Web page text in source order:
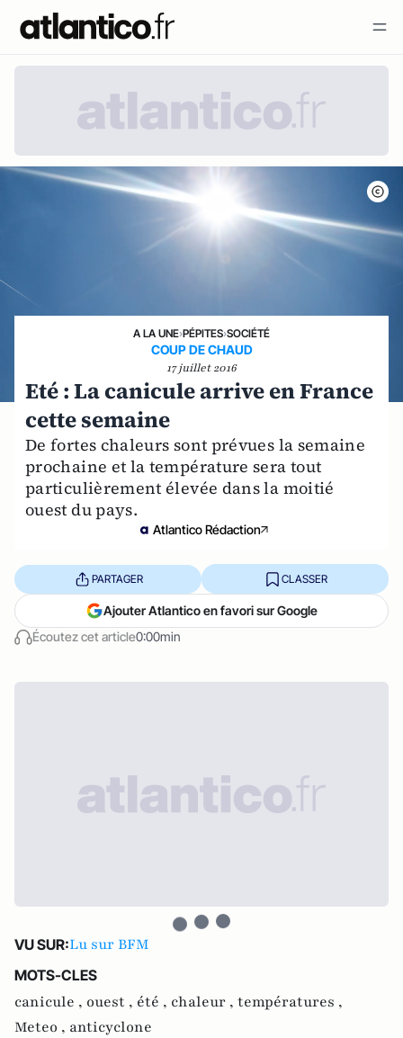
A LA UNE›PÉPITES›SOCIÉTÉ
COUP DE CHAUD
17 juillet 2016
Eté : La canicule arrive en France
cette semaine
De fortes chaleurs sont prévues la semaine
prochaine et la température sera tout
particulièrement élevée dans la moitié
ouest du pays.
Atlantico Rédaction
Écoutez cet article0:00min
PARTAGER CLASSER
Ajouter Atlantico en favori sur Google
VU SUR:Lu sur BFM
MOTS-CLES
canicule , ouest , été , chaleur , températures ,
Meteo , anticyclone